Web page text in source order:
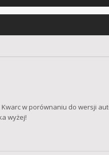
w porównaniu do wersji
wyżej!